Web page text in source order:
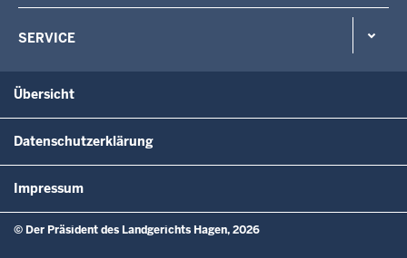
SERVICE
Übersicht
Datenschutzerklärung
Impressum
© Der Präsident des Landgerichts Hagen, 2026